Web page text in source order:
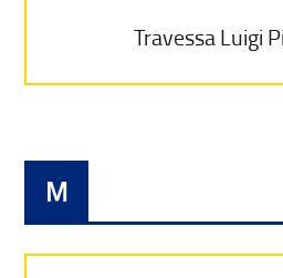
Travessa Luigi
M